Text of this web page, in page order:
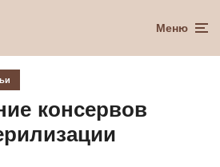
Меню
консервов